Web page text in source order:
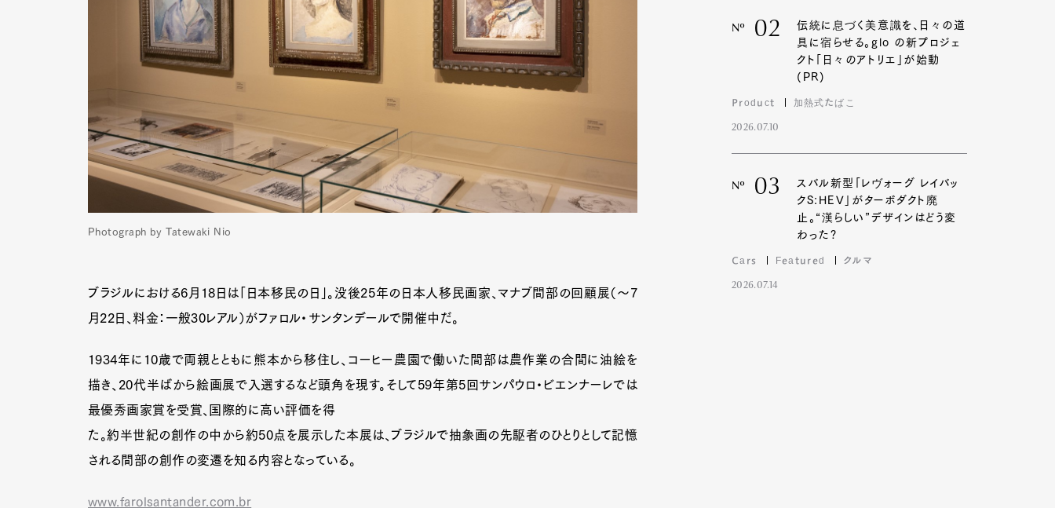
Photograph by Tatewaki Nio
ブラジルにおける6月18日は「日本移民の日」。没後25年の日本人移民画家、マナブ間部の回顧展（～7
月22日、料金：一般30レアル）がファロル・サンタンデールで開催中だ。
1934年に10歳で両親とともに熊本から移住し、コーヒー農園で働いた間部は農作業の合間に油絵を
描き、20代半ばから絵画展で入選するなど頭角を現す。そして59年第5回サンパウロ・ビエンナーレでは
最優秀画家賞を受賞、国際的に高い評価を得
た。約半世紀の創作の中から約50点を展示した本展は、ブラジルで抽象画の先駆者のひとりとして記憶
される間部の創作の変遷を知る内容となっている。
www.farolsantander.com.br
Nº 02
伝統に息づく美意識を、日々の道
具に宿らせる。glo の新プロジェ
クト「日々のアトリエ」が始動
(PR)
Product 加熱式たばこ
2026.07.10
Nº 03
スバル新型「レヴォーグ レイバッ
クS:HEV」がターボダクト廃
止。“漢らしい”デザインはどう変
わった?
Cars Featured クルマ
2026.07.14